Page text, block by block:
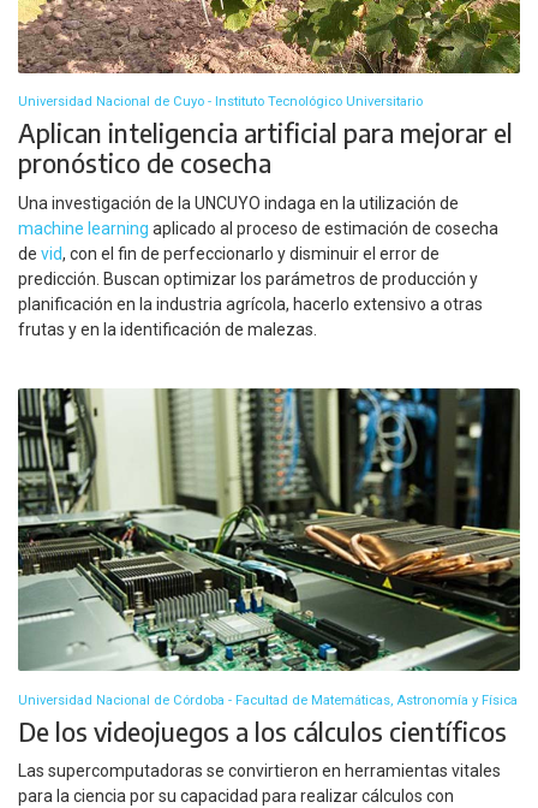
Universidad Nacional de Cuyo - Instituto Tecnológico Universitario
Aplican inteligencia artificial para mejorar el
pronóstico de cosecha
Una investigación de la UNCUYO indaga en la utilización de
machine learning aplicado al proceso de estimación de cosecha
de vid, con el fin de perfeccionarlo y disminuir el error de
predicción. Buscan optimizar los parámetros de producción y
planificación en la industria agrícola, hacerlo extensivo a otras
frutas y en la identificación de malezas.
Universidad Nacional de Córdoba - Facultad de Matemáticas, Astronomía y Física
De los videojuegos a los cálculos científicos
Las supercomputadoras se convirtieron en herramientas vitales
para la ciencia por su capacidad para realizar cálculos con